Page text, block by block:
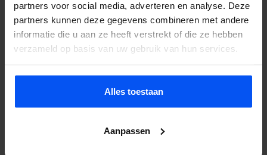
partners voor social media, adverteren en analyse. Deze
partners kunnen deze gegevens combineren met andere
informatie die u aan ze heeft verstrekt of die ze hebben
verzameld op basis van uw gebruik van hun services.
Alles toestaan
Aanpassen
In Haarlem houden we de weersvoorspelling voor de kust in de
gaten. De wind van zee reikt tot in de stad en beinvloedt de
boogvlucht. Op een dag met stevige westenwind buigen de pijlen
rekening mee en leggen het windeffect uit in de briefing. Die
weersvoorbereiding is onzichtbaar voor de speler maar maakt het
verschil.
Neem contact op voor een offerte.